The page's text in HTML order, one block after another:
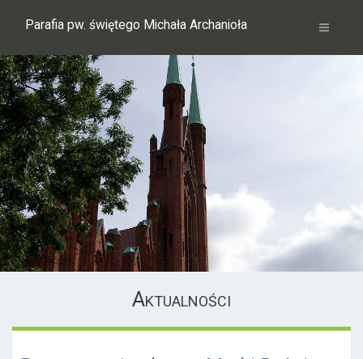
Parafia pw. świętego Michała Archanioła
Aktualności